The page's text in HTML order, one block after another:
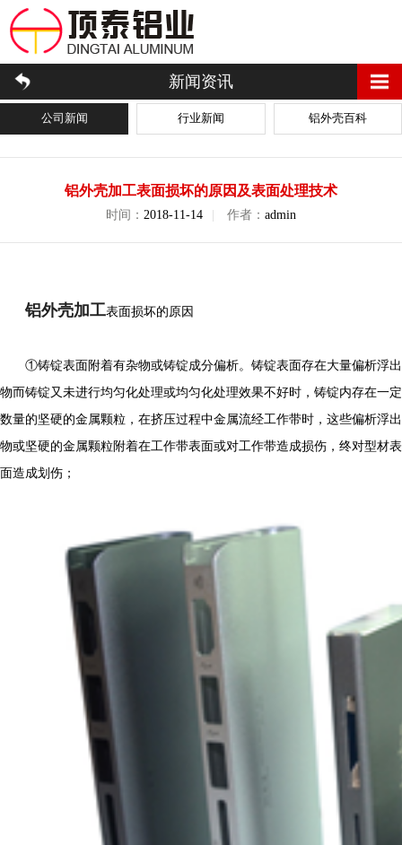
新闻资讯
公司新闻 行业新闻 铝外壳百科
铝外壳加工表面损坏的原因及表面处理技术
时间： 2018-11-14 作者： admin
铝外壳加工表面损坏的原因
①铸锭表面附着有杂物或铸锭成分偏析。铸锭表面存在大量偏析浮出
物而铸锭又未进行均匀化处理或均匀化处理效果不好时，铸锭内存在一定
数量的坚硬的金属颗粒，在挤压过程中金属流经工作带时，这些偏析浮出
物或坚硬的金属颗粒附着在工作带表面或对工作带造成损伤，终对型材表
面造成划伤；